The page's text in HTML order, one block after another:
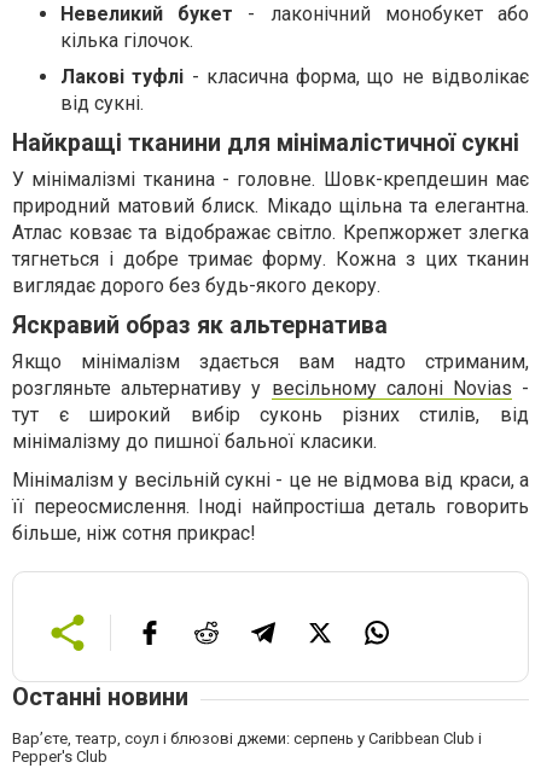
Невеликий букет - лаконічний монобукет або
кілька гілочок.
Лакові туфлі - класична форма, що не відволікає
від сукні.
Найкращі тканини для мінімалістичної сукні
У мінімалізмі тканина - головне. Шовк-крепдешин має
природний матовий блиск. Мікадо щільна та елегантна.
Атлас ковзає та відображає світло. Крепжоржет злегка
тягнеться і добре тримає форму. Кожна з цих тканин
виглядає дорого без будь-якого декору.
Яскравий образ як альтернатива
Якщо мінімалізм здається вам надто стриманим,
розгляньте альтернативу у весільному салоні Novias -
тут є широкий вибір суконь різних стилів, від
мінімалізму до пишної бальної класики.
Мінімалізм у весільній сукні - це не відмова від краси, а
її переосмислення. Іноді найпростіша деталь говорить
більше, ніж сотня прикрас!
Останні новини
Вар’єте, театр, соул і блюзові джеми: серпень у Caribbean Club і
Pepper's Club